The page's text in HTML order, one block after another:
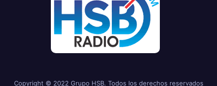
Copyright © 2022 Grupo HSB. Todos los derechos reservados